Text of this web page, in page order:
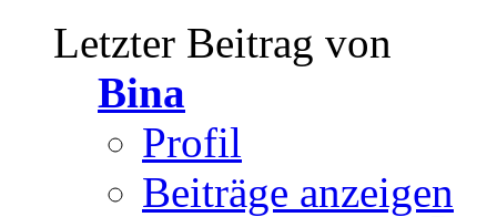
Letzter Beitrag von
Bina
Profil
Beiträge anzeigen